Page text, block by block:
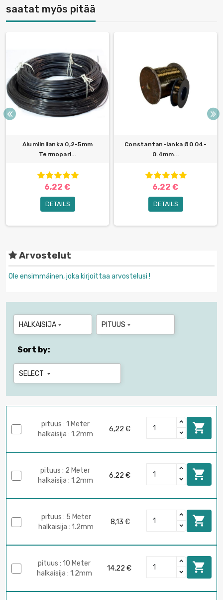
saatat myös pitää
Alumiinilanka 0,2-5mm
Termopari...
6,22 €
DETAILS
Constantan-lanka Ø0.04-
0.4mm...
6,22 €
DETAILS
Arvostelut
Ole ensimmäinen, joka kirjoittaa arvostelusi !
HALKAISIJA  PITUUS 
Sort by:
SELECT 
pituus : 1 Meter
halkaisija : 1.2mm
6,22 € 
pituus : 2 Meter
halkaisija : 1.2mm
6,22 € 
pituus : 5 Meter
halkaisija : 1.2mm
8,13 € 
pituus : 10 Meter
halkaisija : 1.2mm
14,22 € 